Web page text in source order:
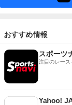
おすすめ情報
スポーツ
注目のレー
Yahoo!